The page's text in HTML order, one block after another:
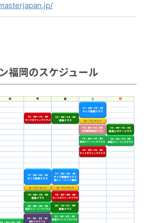
福岡のスケジュール